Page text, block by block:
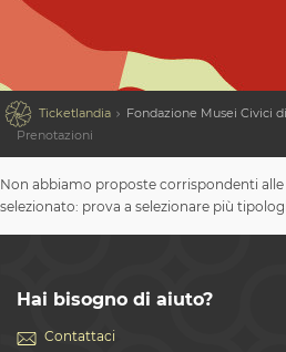
 Ticketlandia
Fondazione Musei Civici
Prenotazioni
Non abbiamo proposte corrispondenti
selezionato: prova a selezionare più
Hai bisogno di aiuto?
Contattaci